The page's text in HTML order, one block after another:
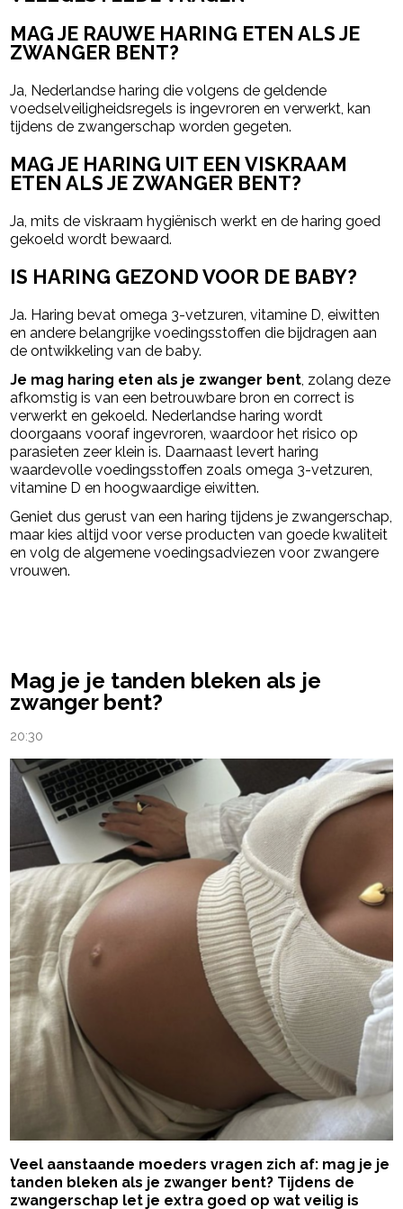
MAG JE RAUWE HARING ETEN ALS JE
ZWANGER BENT?
Ja, Nederlandse haring die volgens de geldende
voedselveiligheidsregels is ingevroren en verwerkt, kan
tijdens de zwangerschap worden gegeten.
MAG JE HARING UIT EEN VISKRAAM
ETEN ALS JE ZWANGER BENT?
Ja, mits de viskraam hygiënisch werkt en de haring goed
gekoeld wordt bewaard.
IS HARING GEZOND VOOR DE BABY?
Ja. Haring bevat omega 3-vetzuren, vitamine D, eiwitten
en andere belangrijke voedingsstoffen die bijdragen aan
de ontwikkeling van de baby.
Je mag haring eten als je zwanger bent, zolang deze
afkomstig is van een betrouwbare bron en correct is
verwerkt en gekoeld. Nederlandse haring wordt
doorgaans vooraf ingevroren, waardoor het risico op
parasieten zeer klein is. Daarnaast levert haring
waardevolle voedingsstoffen zoals omega 3-vetzuren,
vitamine D en hoogwaardige eiwitten.
Geniet dus gerust van een haring tijdens je zwangerschap,
maar kies altijd voor verse producten van goede kwaliteit
en volg de algemene voedingsadviezen voor zwangere
vrouwen.
Mag je je tanden bleken als je
zwanger bent?
20:30
Veel aanstaande moeders vragen zich af: mag je je
tanden bleken als je zwanger bent? Tijdens de
zwangerschap let je extra goed op wat veilig is